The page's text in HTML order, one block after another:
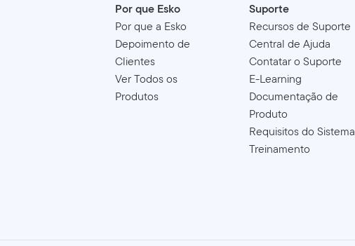
Por que Esko
Por que a Esko
Depoimento de
Clientes
Ver Todos os
Produtos
Suporte
Recursos de Suporte
Central de Ajuda
Contatar o Suporte
E-Learning
Documentação de
Produto
Requisitos do Sistema
Treinamento